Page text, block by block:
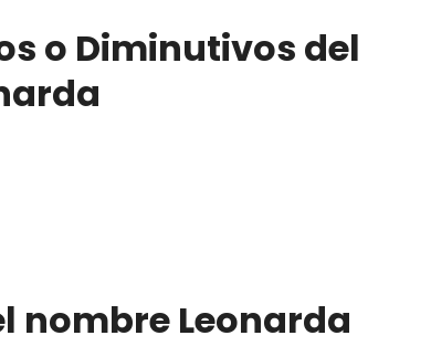
o Diminutivos del
nombre Leonarda